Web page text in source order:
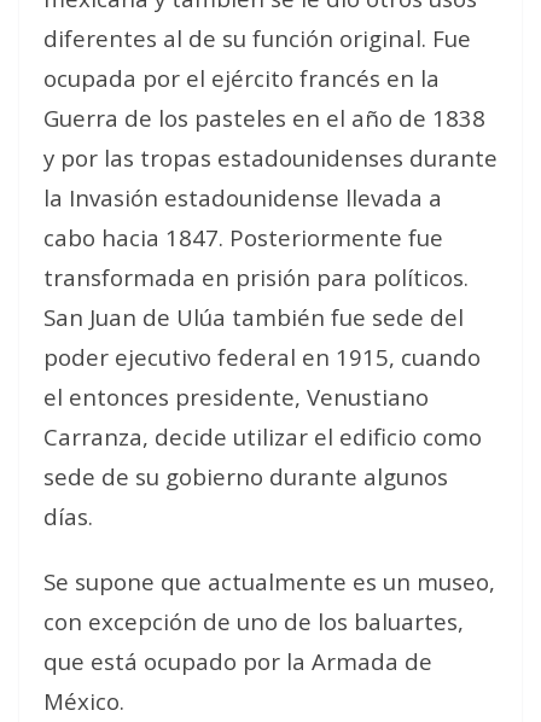
diferentes al de su función original. Fue
ocupada por el ejército francés en la
Guerra de los pasteles en el año de 1838
y por las tropas estadounidenses durante
la Invasión estadounidense llevada a
cabo hacia 1847. Posteriormente fue
transformada en prisión para políticos.
San Juan de Ulúa también fue sede del
poder ejecutivo federal en 1915, cuando
el entonces presidente, Venustiano
Carranza, decide utilizar el edificio como
sede de su gobierno durante algunos
días.
Se supone que actualmente es un museo,
con excepción de uno de los baluartes,
que está ocupado por la Armada de
México.